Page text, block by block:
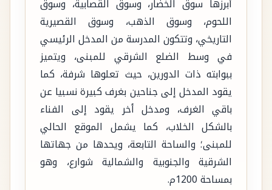
أبرزها سوق الخضار، وسوق القصابية، وسوق
اللحوم، وسوق الذهب، وسوق القصيرية
التاريخي، وتتكون المدرسة من المدخل الرئيسي
في وسط الضلع الشرقي للمبنى، ويتميز
ببوابته ذات الدورين، حيث تعلوها شرفة، كما
يقود المدخل إلى جناحين بغرف كبيرة نسبيا عن
باقي الغرف، ومدخل أخر يقود إلى الفناء
بالشكل الخلاب، كما يشمل الموقع الحالي
للمبنى؛ والساحة التابعة، ويحدها من جهاتها
الشرقية والجنوبية والشمالية شوارع، وهو
بمساحة 1200م.